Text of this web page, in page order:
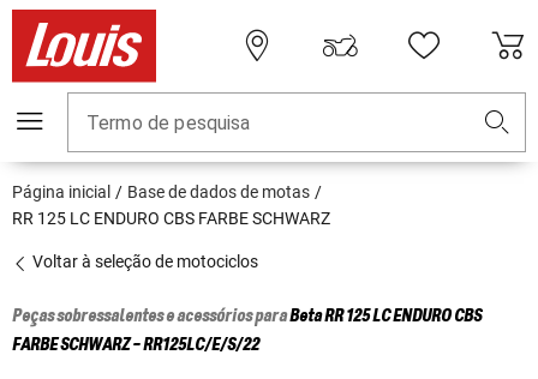
Termo de pesquisa
Página inicial
Base de dados de motas
RR 125 LC ENDURO CBS FARBE SCHWARZ
Voltar à seleção de motociclos
Peças sobressalentes e acessórios paraBetaRR 125 LC ENDURO CBS
FARBE SCHWARZ - RR125LC/E/S/22